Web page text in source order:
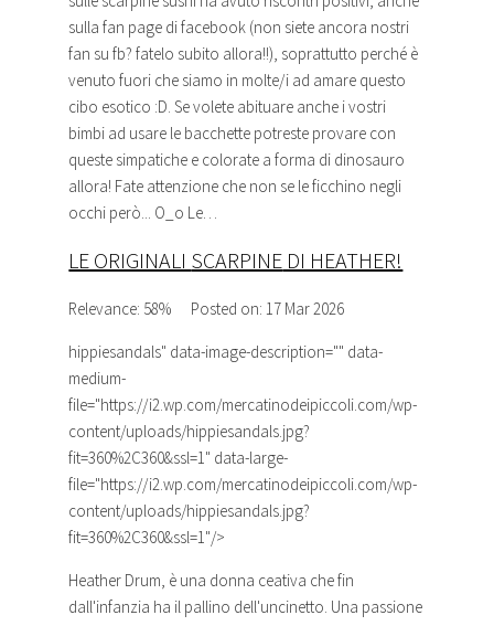
sulla fan page di facebook (non siete ancora nostri
fan su fb? fatelo subito allora!!), soprattutto perché è
venuto fuori che siamo in molte/i ad amare questo
cibo esotico :D. Se volete abituare anche i vostri
bimbi ad usare le bacchette potreste provare con
queste simpatiche e colorate a forma di dinosauro
allora! Fate attenzione che non se le ficchino negli
occhi però... O_o Le…
LE ORIGINALI SCARPINE DI HEATHER!
Relevance: 58% Posted on: 17 Mar 2026
hippiesandals" data-image-description="" data-
medium-
file="https://i2.wp.com/mercatinodeipiccoli.com/wp-
content/uploads/hippiesandals.jpg?
fit=360%2C360&ssl=1" data-large-
file="https://i2.wp.com/mercatinodeipiccoli.com/wp-
content/uploads/hippiesandals.jpg?
fit=360%2C360&ssl=1"/>
Heather Drum, è una donna ceativa che fin
dall'infanzia ha il pallino dell'uncinetto. Una passione